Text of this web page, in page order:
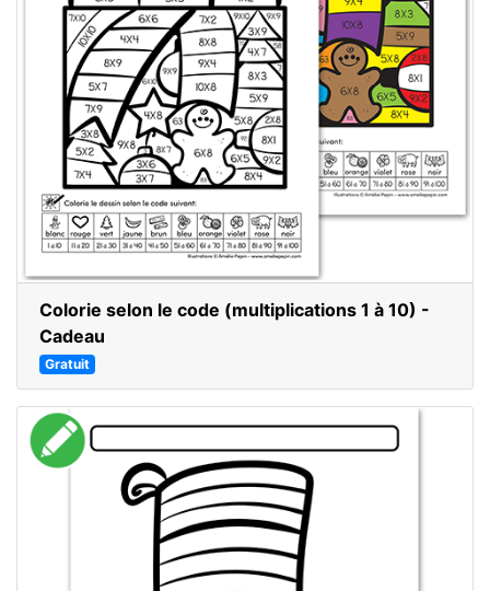
Colorie selon le code (multiplications 1 à 10) -
Cadeau
Gratuit